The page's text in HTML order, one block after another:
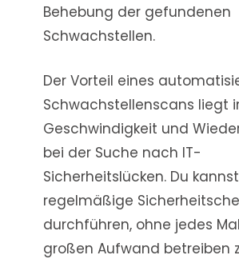
Behebung der gefundenen
Schwachstellen.
Der Vorteil eines
Schwachstellenscans liegt
Geschwindigkeit und
bei der Suche nach IT-
Sicherheitslücken. Du
regelmäßige
durchführen, ohne jedes
großen Aufwand betreiben